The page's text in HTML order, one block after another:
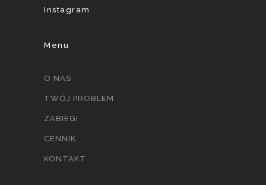
Instagram
Menu
O NAS
TWÓJ PROBLEM
ZABIEGI
CENNIK
KONTAKT